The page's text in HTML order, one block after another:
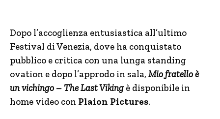
Dopo l’accoglienza entusiastica all’ultimo
Festival di Venezia, dove ha conquistato
pubblico e critica con una lunga standing
ovation e dopo l’approdo in sala, Mio fratello è
un vichingo – The Last Vikingè disponibile in
home video con Plaion Pictures.